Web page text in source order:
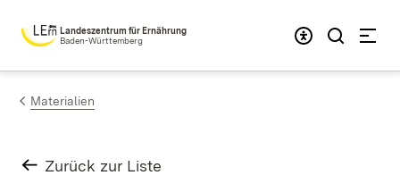
Zum Inhalt springen
Landeszentrum für Ernährung
Baden-Württemberg
Materialien
Zurück zur Liste